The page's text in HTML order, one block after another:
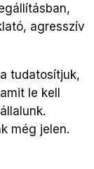
agresszív
tudatosítjuk,
le kell
még jelen.